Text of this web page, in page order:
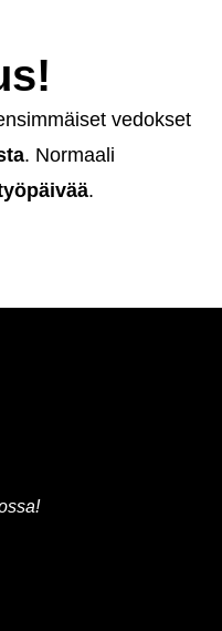
vedokset
. Normaali
.